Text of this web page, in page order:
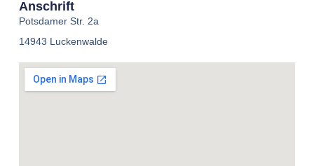
Anschrift
Potsdamer Str. 2a
14943 Luckenwalde